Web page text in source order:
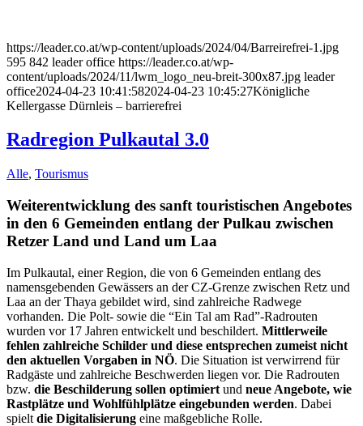
https://leader.co.at/wp-content/uploads/2024/04/Barreirefrei-1.jpg
595 842 leader office https://leader.co.at/wp-
content/uploads/2024/11/lwm_logo_neu-breit-300x87.jpg leader
office2024-04-23 10:41:582024-04-23 10:45:27Königliche
Kellergasse Dürnleis – barrierefrei
Radregion Pulkautal 3.0
Alle, Tourismus
Weiterentwicklung des sanft touristischen Angebotes
in den 6 Gemeinden entlang der Pulkau zwischen
Retzer Land und Land um Laa
Im Pulkautal, einer Region, die von 6 Gemeinden entlang des
namensgebenden Gewässers an der CZ-Grenze zwischen Retz und
Laa an der Thaya gebildet wird, sind zahlreiche Radwege
vorhanden. Die Polt- sowie die “Ein Tal am Rad”-Radrouten
wurden vor 17 Jahren entwickelt und beschildert. Mittlerweile
fehlen zahlreiche Schilder und diese entsprechen zumeist nicht
den aktuellen Vorgaben in NÖ. Die Situation ist verwirrend für
Radgäste und zahlreiche Beschwerden liegen vor. Die Radrouten
bzw. die Beschilderung sollen optimiert und neue Angebote, wie
Rastplätze und Wohlfühlplätze eingebunden werden. Dabei
spielt die Digitalisierung eine maßgebliche Rolle.